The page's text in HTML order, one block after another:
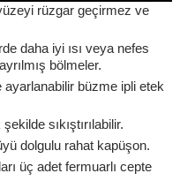
Su Geçirmez Çanta
Taktik Plaka Taşıyıcı
rüzgar geçirmez ve
daha iyi ısı veya nefes
bölmeler.
büzme ipli etek
sıkıştırılabilir.
dolgulu rahat kapüşon.
üç adet fermuarlı cepte